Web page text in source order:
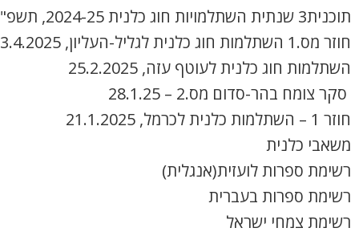
תוכנית3 שנתית השתלמויות חוג כלנית 2024-25, תשפ"ה
חוזר מס.1 השתלמות חוג כלנית לגליל-העליון, 3.4.2025
השתלמות חוג כלנית לעוטף עזה, 25.2.2025
סקר צומח בהר-סדום מס.2 – 28.1.25
חוזר 1 – השתלמות כלנית לכרמל, 21.1.2025
משאבי כלנית
רשימת ספרות לועזית(אנגלית)
רשימת ספרות בעברית
רשימת צמחי ישראל